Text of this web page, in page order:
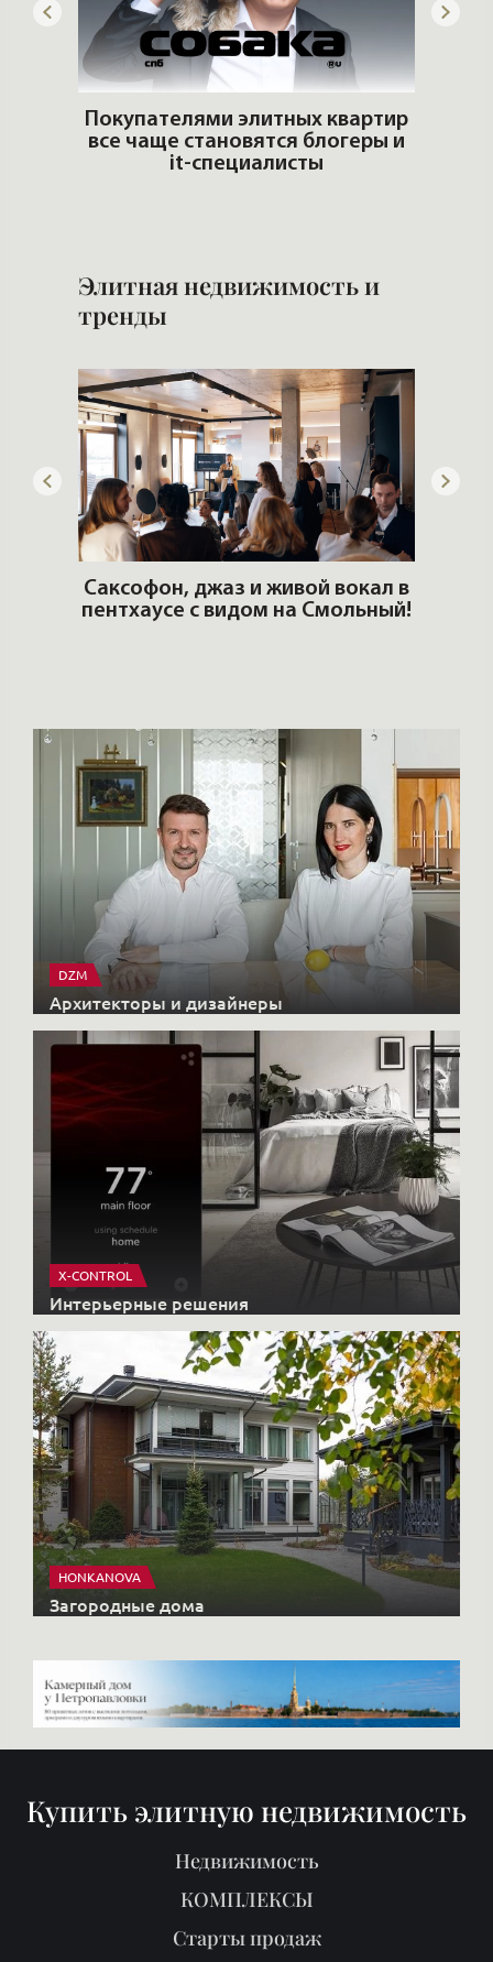
Покупателями элитных квартир
все чаще становятся блогеры и
it-специалисты
Элитная недвижимость и
тренды
Саксофон, джаз и живой вокал в
пентхаусе с видом на Смольный!
DZM
Архитекторы и дизайнеры
X-CONTROL
Интерьерные решения
HONKANOVA
Загородные дома
Купить элитную недвижимость
Недвижимость
КОМПЛЕКСЫ
Старты продаж